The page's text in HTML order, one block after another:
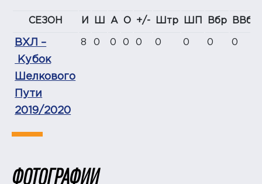
СЕЗОН И Ш А О +/- Штр ШП Вбр ВВбр
ВХЛ –
Кубок
Шелкового
Пути
2019/2020
8 0 0 0 0 0 0 0 0
ФОТОГРАФИИ